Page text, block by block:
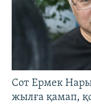
Сот Ермек
жылға қамап,